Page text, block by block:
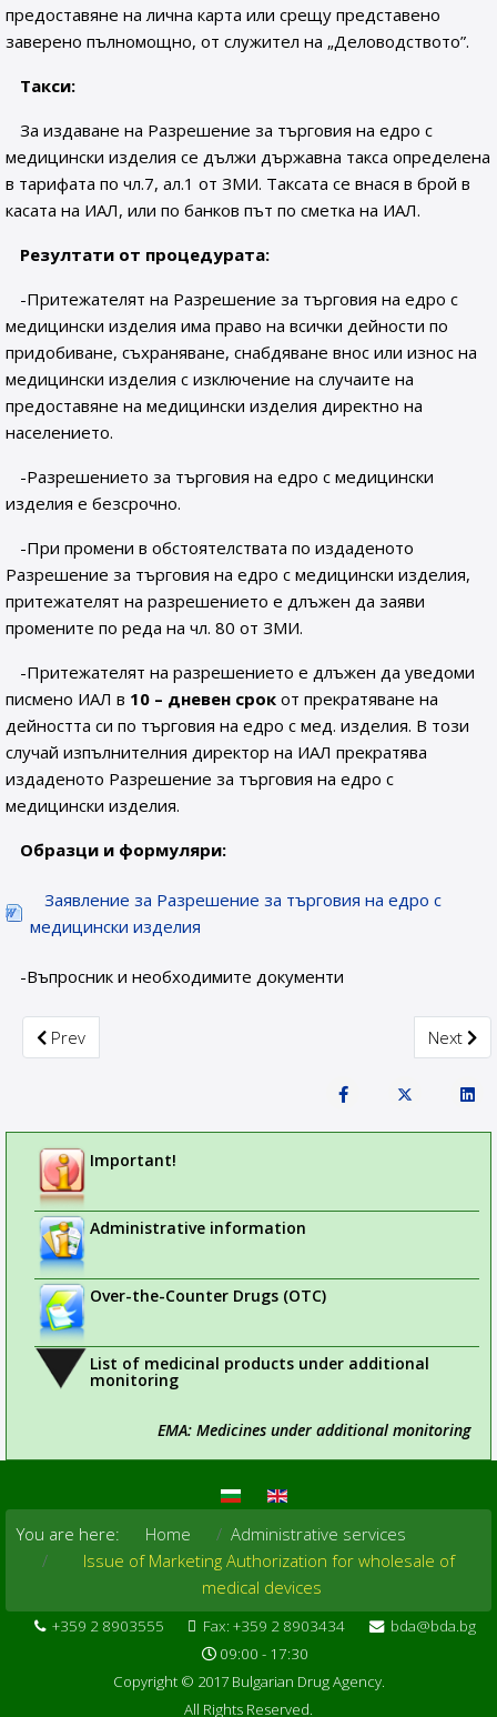
предоставяне на лична карта или срещу представено
заверено пълномощно, от служител на „Деловодството”.
Такси:
За издаване на Разрешение за търговия на едро с
медицински изделия се дължи държавна такса определена
в тарифата по чл.7, ал.1 от ЗМИ. Таксата се внася в брой в
касата на ИАЛ, или по банков път по сметка на ИАЛ.
Резултати от процедурата:
-Притежателят на Разрешение за търговия на едро с
медицински изделия има право на всички дейности по
придобиване, съхраняване, снабдяване внос или износ на
медицински изделия с изключение на случаите на
предоставяне на медицински изделия директно на
населението.
-Разрешението за търговия на едро с медицински
изделия е безсрочно.
-При промени в обстоятелствата по издаденото
Разрешение за търговия на едро с медицински изделия,
притежателят на разрешението е длъжен да заяви
промените по реда на чл. 80 от ЗМИ.
-Притежателят на разрешението е длъжен да уведоми
писмено ИАЛ в 10 – дневен срок от прекратяване на
дейността си по търговия на едро с мед. изделия. В този
случай изпълнителния директор на ИАЛ прекратява
издаденото Разрешение за търговия на едро с
медицински изделия.
Образци и формуляри:
Заявление за Разрешение за търговия на едро с
медицински изделия
-Въпросник и необходимите документи
Previous article: Issue of Variation to a Marketing
Prev Next
Next
Important!
Administrative information
Over-the-Counter Drugs (OTC)
List of medicinal products under additional
monitoring
EMA: Medicines under additional monitoring
You are here: Home
Administrative services
Issue of Marketing Authorization for wholesale of
medical devices
+359 2 8903555 Fax: +359 2 8903434
bda@bda.bg
09:00 - 17:30
Copyright © 2017 Bulgarian Drug Agency.
All Rights Reserved.